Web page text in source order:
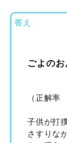
答え
ごよの
（正解率
子供が打
さすりな